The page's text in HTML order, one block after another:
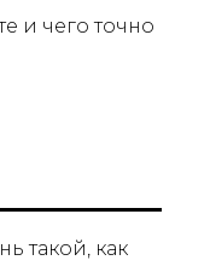
и чего точно
такой, как